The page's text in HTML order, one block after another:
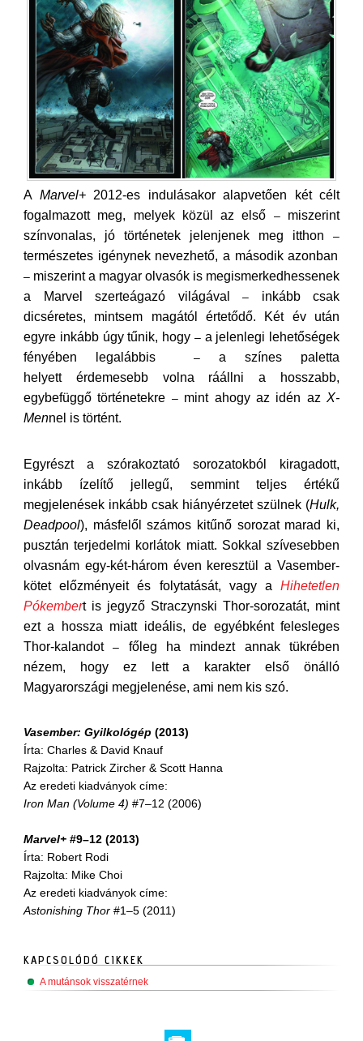
A Marvel+2012-es indulásakor alapvetően két célt
fogalmazott meg, melyek közül az első –miszerint
színvonalas, jó történetek jelenjenek meg itthon –
természetes igénynek nevezhető, a második azonban
– miszerint a magyar olvasók is megismerkedhessenek
a Marvel szerteágazó világával – inkább csak
dicséretes, mintsem magától értetődő. Két év után
egyre inkább úgy tűnik, hogy –a jelenlegi lehetőségek
fényében legalábbis –a színes paletta
helyett érdemesebb volna ráállni a hosszabb,
egybefüggő történetekre –mint ahogy az idén az X-
Mennel is történt.
Egyrészt a szórakoztató sorozatokból kiragadott,
inkább ízelítő jellegű, semmint teljes értékű
megjelenések inkább csak hiányérzetet szülnek (Hulk,
Deadpool), másfelől számos kitűnő sorozat marad ki,
pusztán terjedelmi korlátok miatt. Sokkal szívesebben
olvasnám egy-két-három éven keresztül a Vasember-
kötet előzményeit és folytatását, vagy a Hihetetlen
Pókembert is jegyző Straczynski Thor-sorozatát, mint
ezt a hossza miatt ideális, de egyébként felesleges
Thor-kalandot– főleg ha mindezt annak tükrében
nézem, hogy ez lett a karakter első önálló
Magyarországi megjelenése, ami nem kis szó.
Vasember: Gyilkológép (2013)
Írta: Charles & David Knauf
Rajzolta: Patrick Zircher & Scott Hanna
Az eredeti kiadványok címe:
Iron Man (Volume 4) #7–12 (2006)
Marvel+ #9–12 (2013)
Írta: Robert Rodi
Rajzolta: Mike Choi
Az eredeti kiadványok címe:
Astonishing Thor #1 –5 (2011)
KAPCSOLÓDÓ CIKKEK
A mutánsok visszatérnek